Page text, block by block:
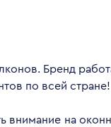
Бренд
по всей стране!
внимание на